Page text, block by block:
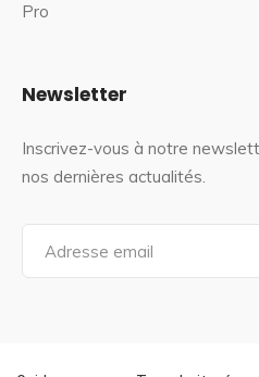
Pro
Newsletter
Inscrivez-vous à notre
nos dernières actualités.
a
f